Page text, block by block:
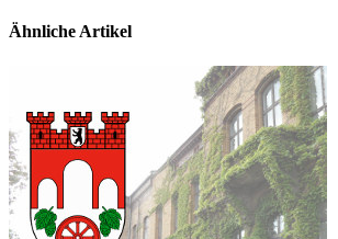
Ähnliche Artikel